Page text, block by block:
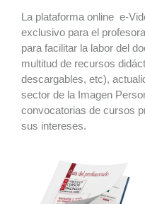
La plataforma online e-
exclusivo para el
para facilitar la labor del
multitud de recursos
descargables, etc),
sector de la Imagen
convocatorias de cursos
sus intereses.